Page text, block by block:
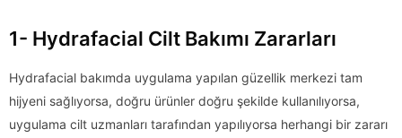
1- Hydrafacial Cilt Bakımı Zararları
Hydrafacial bakımda uygulama yapılan güzellik merkezi tam
hijyeni sağlıyorsa, doğru ürünler doğru şekilde kullanılıyorsa,
uygulama cilt uzmanları tarafından yapılıyorsa herhangi bir zararı